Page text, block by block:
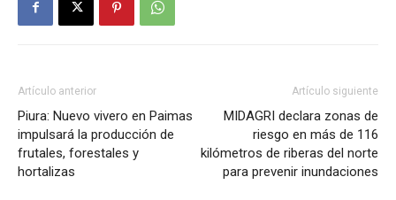
Artículo anterior
Piura: Nuevo vivero en Paimas
impulsará la producción de
frutales, forestales y
hortalizas
Artículo siguiente
MIDAGRI declara zonas de
riesgo en más de 116
kilómetros de riberas del norte
para prevenir inundaciones